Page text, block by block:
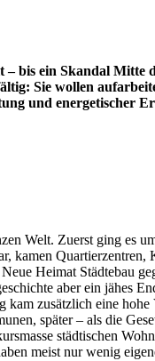
bis ein Skandal Mitte
Sie wollen
und energetischer
Welt. Zuerst ging es
kamen
Heimat Städtebau
aber ein jähes
zusätzlich eine hohe
später – als die
städtischen
meist nur wenig